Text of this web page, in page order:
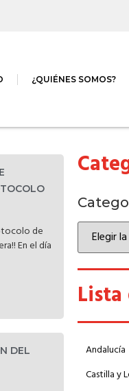
¿QUIÉNES SOMOS?
de
En el día
DEL
Andalucía
Castilla y